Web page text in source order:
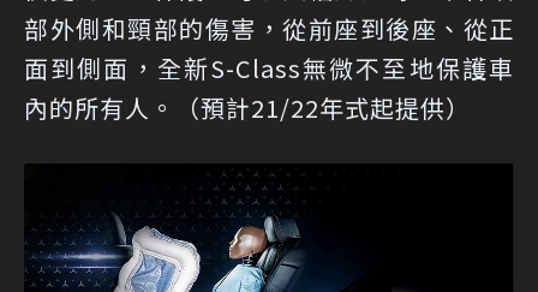
部外側和頸部的傷害，從前座到後座、從正
面到側面，全新S-Class無微不至地保護車
內的所有人。（預計21/22年式起提供）